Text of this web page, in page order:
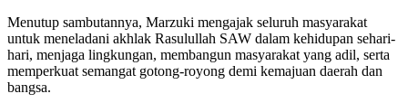
Menutup sambutannya, Marzuki mengajak seluruh masyarakat
untuk meneladani akhlak Rasulullah SAW dalam kehidupan sehari-
hari, menjaga lingkungan, membangun masyarakat yang adil, serta
memperkuat semangat gotong-royong demi kemajuan daerah dan
bangsa.